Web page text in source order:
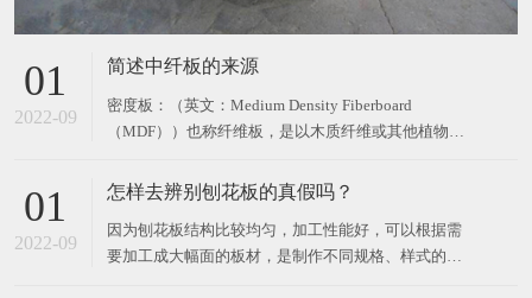
01
2022-09
简述中纤板的来源
密度板：（英文：Medium Density Fiberboard
（MDF））也称纤维板，是以木质纤维或其他植物纤
人造板材。按其密度的不同，分为高密度板、中密度
工，在国外是制作家私的一种良好材料，但
01
2022-09
怎样去辨别刨花板的真假吗？
因为刨花板结构比较均匀，加工性能好，可以根据需
要加工成大幅面的板材，是制作不同规格、样式的家